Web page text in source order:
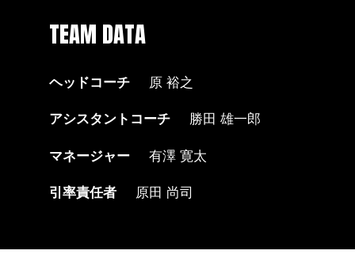
TEAM DATA
ヘッドコーチ
原 裕之
アシスタントコーチ
勝田 雄一郎
マネージャー
有澤 寛太
引率責任者
原田 尚司